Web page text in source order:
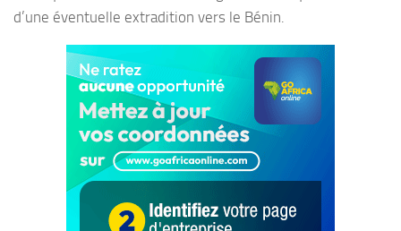
d’une éventuelle extradition vers le Bénin.